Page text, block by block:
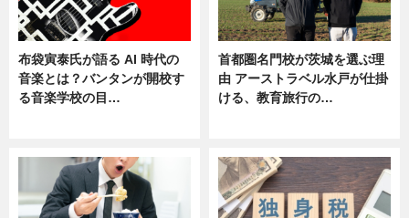
布袋寅泰氏が語る AI 時代の
音楽とは？バンタンが開校す
る音楽学校の目…
首都圏名門校が茨城を選ぶ理
由 アーストラベル水戸が仕掛
ける、教育旅行の…